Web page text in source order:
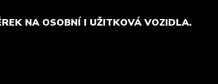
NA OSOBNÍ I UŽITKOVÁ VOZIDLA.